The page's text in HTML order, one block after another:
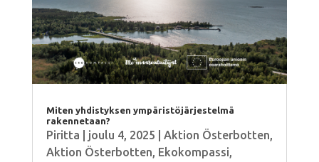
Miten yhdistyksen ympäristöjärjestelmä
rakennetaan?
Piritta joulu 4, 2025 Aktion Österbotten,
Aktion Österbotten, Ekokompassi,